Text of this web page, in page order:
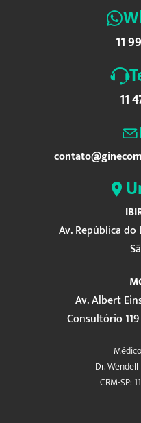
11
11
Av. República
Av. Albert
Consultório
Dr.
CRM-SP: